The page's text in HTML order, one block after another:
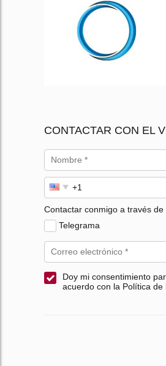
CONTACTAR CON EL
Contactar conmigo a través de
Telegrama
Doy mi consentimiento
acuerdo con la Política de